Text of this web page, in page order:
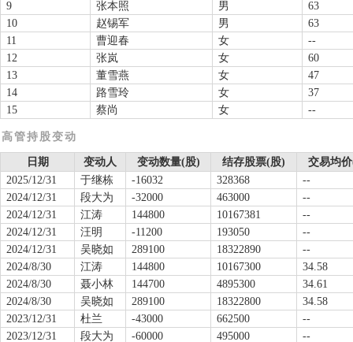
9 张本照 男
63
10
赵锡军 男
63
11
曹迎春 女
--
12
张岚 女
60
13
董雪燕 女
47
14
路雪玲 女
37
15
蔡尚 女 --
高管持股变动
日期 变动人 变动数量(股) 结存股票(股)
交易均
2025/12/31
于继栋 -16032 328368
--
2024/12/31
段大为 -32000 463000
--
2024/12/31
江涛 144800 10167381
--
2024/12/31
汪明 -11200 193050
--
2024/12/31
吴晓如 289100 18322890
--
2024/8/30
江涛 144800 10167300
34.58
2024/8/30
聂小林 144700 4895300
34.61
2024/8/30
吴晓如 289100 18322800
34.58
2023/12/31
杜兰 -43000 662500
--
2023/12/31
段大为 -60000 495000 --